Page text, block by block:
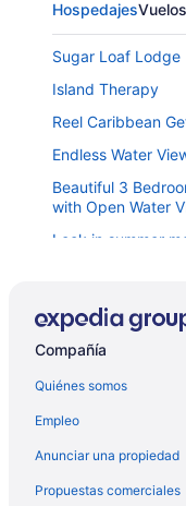
HospedajesVuelos
Sugar Loaf Lodge
Island Therapy
Reel Caribbean
Endless Water
Beautiful 3
with Open Water
Lock in summer
Home & Pool +
Villa Jekjak
Sirena Key |
Cottage, Dock,
Waterfront
Parmer's Resort
Casa del Mare
Compañía
Quiénes somos
Empleo
Anunciar una propiedad
Propuestas comerciales